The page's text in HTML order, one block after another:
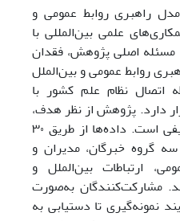
راهبری روابط عمومی و
علمی بین‌المللی با
مسئله اصلی پژوهش، فقدان
روابط عمومی و بین‌الملل
نظام علم کشور با
دارد. پژوهش از نظر هدف،
کاربردی و از نظر رویکرد، کیفی است. داده‌ها از طریق ۳۰
سه گروه خبرگان، مدیران و
ارتباطات بین‌الملل و
مشارکت‌کنندگان به‌صورت
نمونه‌گیری تا دستیابی به